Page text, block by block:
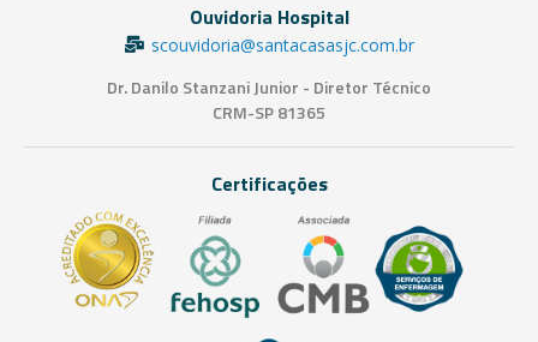
Ouvidoria Hospital
scouvidoria@santacasasjc.com.br
Dr. Danilo Stanzani Junior - Diretor Técnico
CRM-SP 81365
Certificações